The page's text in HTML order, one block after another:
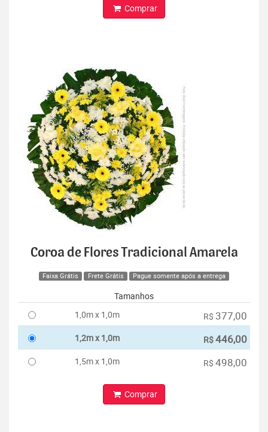
Comprar
Coroa de Flores Tradicional Amarela
Faixa Grátis Frete Grátis Pague somente após a entrega
Tamanhos
1,0m x 1,0m
R$ 377,00
1,2m x 1,0m R$446,00
1,5m x 1,0m R$ 498,00
Comprar